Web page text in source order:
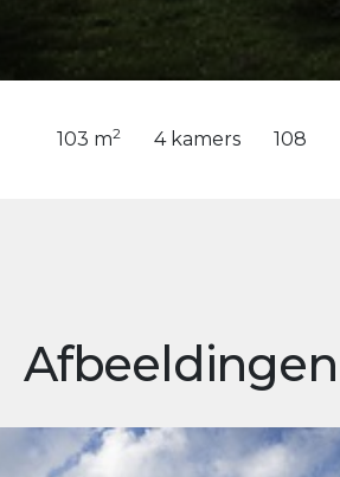
103 m2 4 kamers 108
Afbeeldingen